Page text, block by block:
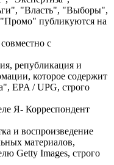
"Власть", "Выборы",
публикуются на
с
републикация и
которое содержит
EPA / UPG, строго
Я- Корреспондент
и воспроизведение
материалов,
Getty Images, строго